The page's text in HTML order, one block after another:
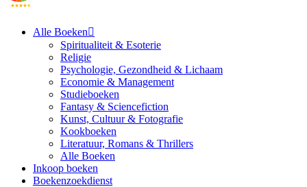
Alle Boeken
Spiritualiteit & Esoterie
Religie
Psychologie, Gezondheid & Lichaam
Economie & Management
Studieboeken
Fantasy & Sciencefiction
Kunst, Cultuur & Fotografie
Kookboeken
Literatuur, Romans & Thrillers
Alle Boeken
Inkoop boeken
Boekenzoekdienst